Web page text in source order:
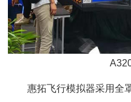
惠拓飞行模拟器采用全罩